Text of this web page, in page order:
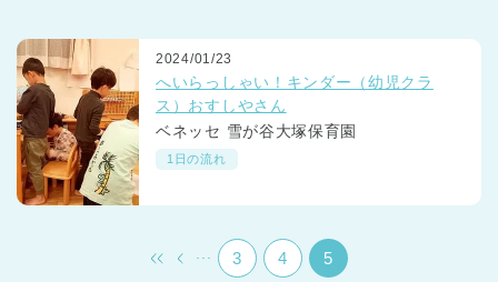
2024/01/23
へいらっしゃい！キンダー（幼児クラ
ス）おすしやさん
ベネッセ 雪が谷大塚保育園
1日の流れ
3 4 5